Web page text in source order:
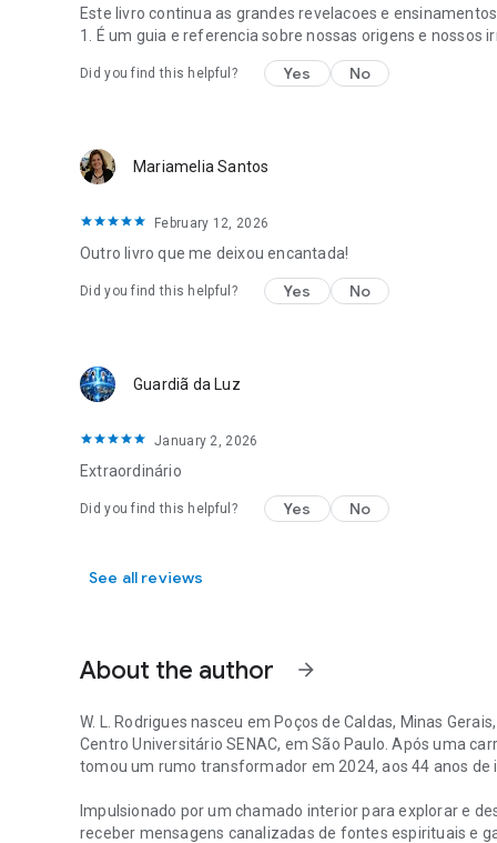
Este livro continua as grandes revelacoes e
1. É um guia e referencia sobre nossas origens e nossos
Did you find this helpful? Yes No
Mariamelia Santos
February 12, 2026
Outro livro que me deixou encantada!
Did you find this helpful? Yes No
Guardiã da Luz
January 2, 2026
Extraordinário
Did you find this helpful? Yes No
See all reviews
About the author arrow_forward
W. L. Rodrigues nasceu em Poços de Caldas, Minas
Centro Universitário SENAC, em São Paulo. Após uma
tomou um rumo transformador em 2024, aos 44 anos de
Impulsionado por um chamado interior para explorar e
receber mensagens canalizadas de fontes espirituais e